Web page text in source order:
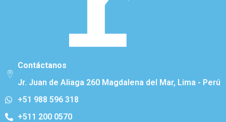
Contáctanos
Jr. Juan de Aliaga 260 Magdalena del Mar, Lima - Perú
+51 988 596 318
+511 200 0570